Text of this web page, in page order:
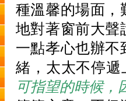
種溫馨的場面，
地對著窗前大聲
一點孝心也辦不
緒，太太不停
可指望的時候，